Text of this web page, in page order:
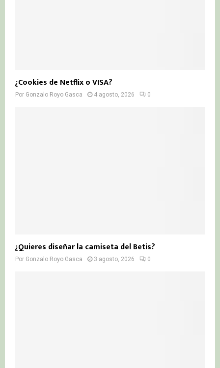
¿Cookies de Netflix o VISA?
Por Gonzalo Royo Gasca 4 agosto, 2026 0
¿Quieres diseñar la camiseta del Betis?
Por Gonzalo Royo Gasca 3 agosto, 2026 0